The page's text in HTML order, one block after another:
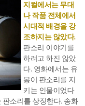
지컬에서는 무대
나 작품 전체에서
시대적 배경을 강
조하지는 않았다.
판소리 이야기를
하려고 하진 않았
다. 영화에서는 유
봉이 판소리를 지
키는 인물이었다
판소리를 상징한다. 송화